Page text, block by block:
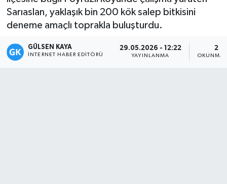
Sarıaslan, yaklaşık bin 200 kök salep bitkisini
deneme amaçlı toprakla buluşturdu.
GÜLSEN KAYA
İNTERNET HABER EDITÖRÜ
29.05.2026 - 12:22
YAYINLANMA
2
OKUNMA
Mersin
Mersin Tarihi